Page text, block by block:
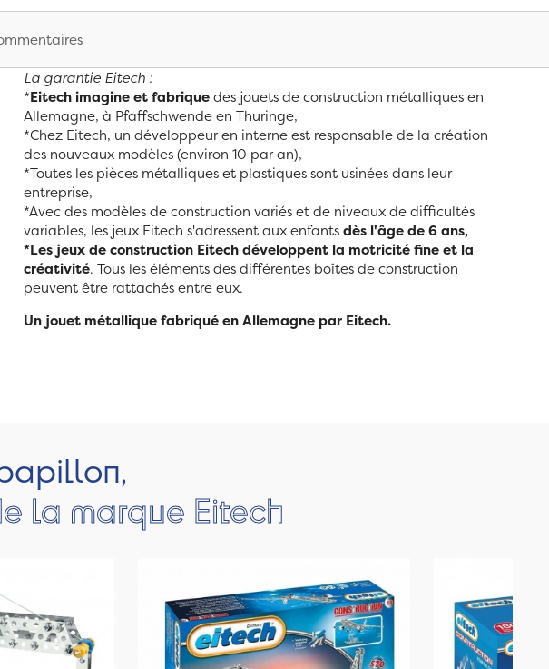
La garantie Eitech :
*Eitech imagine et fabriquedes jouets de construction métalliques en
Allemagne, à Pfaffschwende en Thuringe,
*Chez Eitech, un développeur en interne est responsable de la création
des nouveaux modèles (environ 10 par an),
*Toutes les pièces métalliques et plastiques sont usinées dans leur
entreprise,
*Avec des modèles de construction variés et de niveaux de difficultés
variables, les jeux Eitech s'adressent aux enfantsdès l'âge de 6 ans,
*Les jeux de construction Eitech développent la motricité fine et la
créativité. Tous les éléments des différentes boîtes de construction
peuvent être rattachés entre eux.
Un jouet métallique fabriqué en Allemagne par Eitech.
la marque Eitech